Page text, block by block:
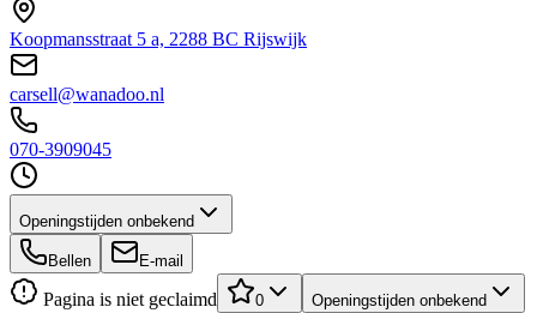
Koopmansstraat 5 a, 2288 BC Rijswijk
carsell@wanadoo.nl
070-3909045
Openingstijden onbekend
Bellen E-mail
Pagina is niet geclaimd 0 Openingstijden onbekend